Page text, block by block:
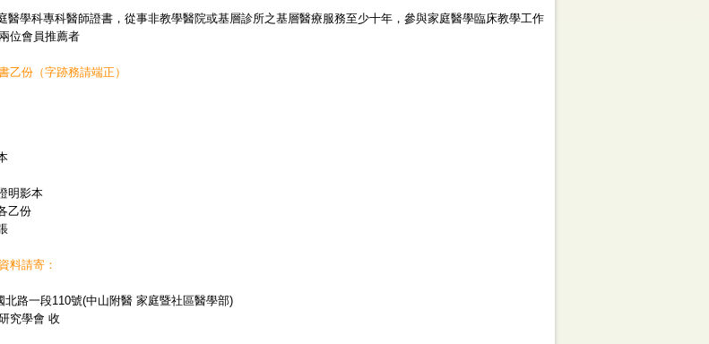
醫學科專科醫師證書，從事非教學醫院或基層診所之基層醫療服務至少十年，參與家庭醫學臨床教學工作
位會員推薦者
乙份（字跡務請端正）
明影本
乙份
料請寄：
北路一段110號(中山附醫 家庭暨社區醫學部)
究學會 收